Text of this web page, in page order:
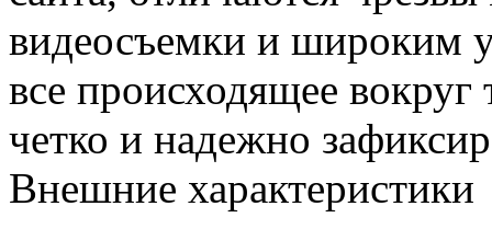
видеосъемки и широким
все происходящее вокруг
четко и надежно
Внешние характеристики